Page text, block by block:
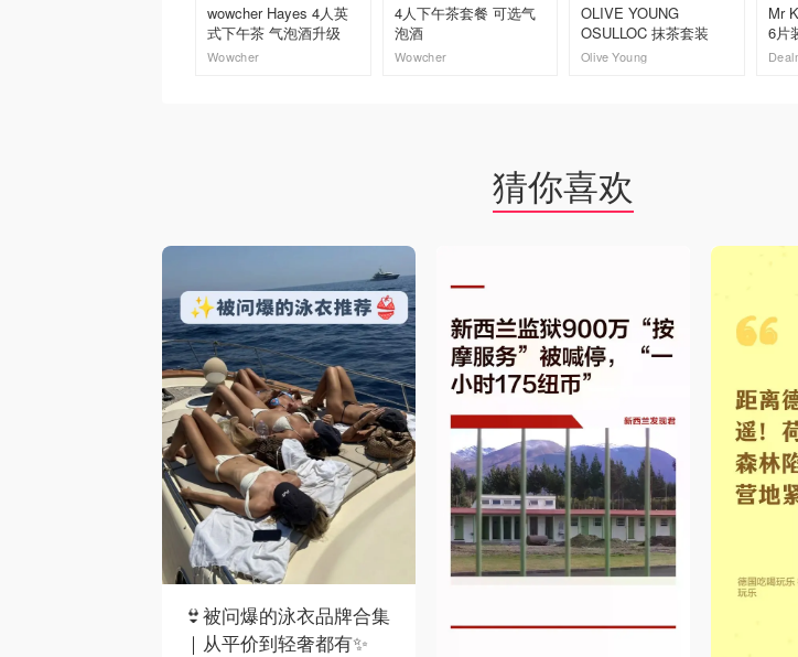
wowcher Hayes 4人英
式下午茶 气泡酒升级
Wowcher
4人下午茶套餐 可选气
泡酒
Wowcher
OLIVE YOUNG
OSULLOC 抹茶套装
Olive Young
Mr
6片
猜你喜欢
👙被问爆的泳衣品牌合集
｜从平价到轻奢都有✨